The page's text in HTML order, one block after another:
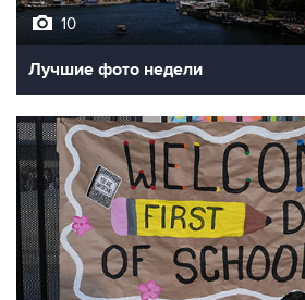
10
Лучшие фото недели